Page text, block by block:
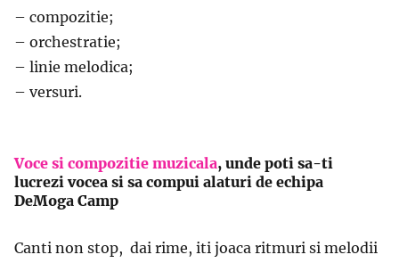
– compozitie;
– orchestratie;
– linie melodica;
– versuri.
Voce si compozitie muzicala, unde poti sa-ti
lucrezi vocea si sa compui alaturi de echipa
DeMoga Camp
Canti non stop, dai rime, iti joaca ritmuri si melodii